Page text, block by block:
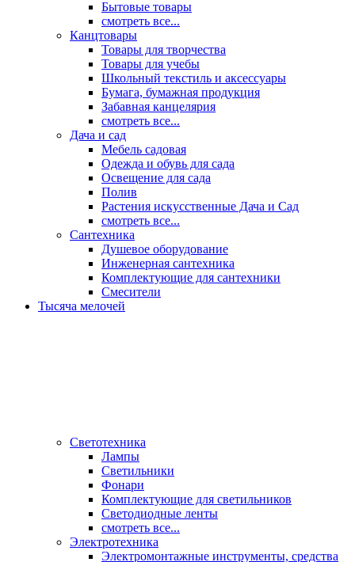
Бытовые товары
смотреть все...
Канцтовары
Товары для творчества
Товары для учебы
Школьный текстиль и аксессуары
Бумага, бумажная продукция
Забавная канцелярия
смотреть все...
Дача и сад
Мебель садовая
Одежда и обувь для сада
Освещение для сада
Полив
Растения искусственные Дача и Сад
смотреть все...
Сантехника
Душевое оборудование
Инженерная сантехника
Комплектующие для сантехники
Смесители
Тысяча мелочей
Светотехника
Лампы
Светильники
Фонари
Комплектующие для светильников
Светодиодные ленты
смотреть все...
Электротехника
Электромонтажные инструменты, средства